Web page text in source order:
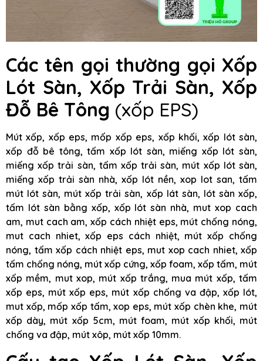
Các tên gọi thường gọi Xốp
Lót Sàn, Xốp Trải Sàn, Xốp
Đỗ Bê Tông (xốp EPS)
Mút xốp, xốp eps, mốp xốp eps, xốp khối, xốp lót sàn,
xốp đỗ bê tông, tấm xốp lót sàn, miếng xốp lót sàn,
miếng xốp trải sàn, tấm xốp trải sàn, mút xốp lót sàn,
miếng xốp trải sàn nhà, xốp lót nền, xop lot san, tấm
mút lót sàn, mút xốp trải sàn, xốp lát sàn, lót sàn xốp,
tấm lót sàn bằng xốp, xốp lót sàn nhà, mut xop cach
am, mut cach am, xốp cách nhiệt eps, mút chống nóng,
mut cach nhiet, xốp eps cách nhiệt, mút xốp chống
nóng, tấm xốp cách nhiệt eps, mut xop cach nhiet, xốp
tấm chống nóng, mút xốp cứng, xốp foam, xốp tấm, mút
xốp mềm, mut xop, mút xốp trắng, mua mút xốp, tấm
xốp eps, mút xốp eps, mút xốp chống va đập, xốp lót,
mut xốp, mốp xốp tấm, xop eps, mút xốp chèn khe, mút
xốp dày, mút xốp 5cm, mút foam, mút xốp khối, mút
chống va đập, mút xôp, mút xốp 10mm.